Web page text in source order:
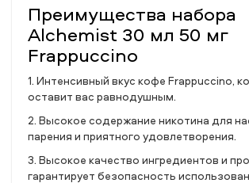
Преимущества набора
Alchemist 30 мл 50 мг
Frappuccino
1. Интенсивный вкус кофе Frappuccino,
оставит вас равнодушным.
2. Высокое содержание никотина для
парения и приятного удовлетворения.
3. Высокое качество ингредиентов и
гарантирует безопасность